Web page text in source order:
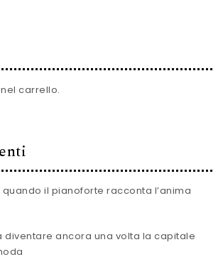
carrello.
quando il pianoforte racconta l’anima
diventare ancora una volta la capitale